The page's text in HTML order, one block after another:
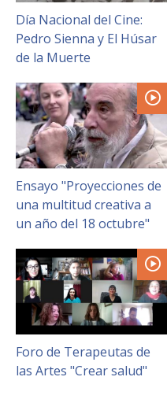
Día Nacional del Cine:
Pedro Sienna y El Húsar
de la Muerte
Ensayo "Proyecciones de
una multitud creativa a
un año del 18 octubre"
Foro de Terapeutas de
las Artes "Crear salud"